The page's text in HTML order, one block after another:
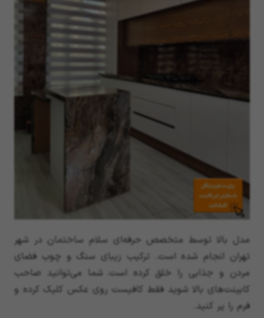
مدل بالا توسط متخصص حرفه‌ای سلام ساختمان در شهر
تهران انجام شده است. ترکیب زیبای سنگ و چوب فضای
مردن و جذابی را خلق کرده است. شما می‌توانید صاحب
کابینت‌های بالا شوید فقط کافیست روی عکس کلیک کرده و
فرم را پر کنید.